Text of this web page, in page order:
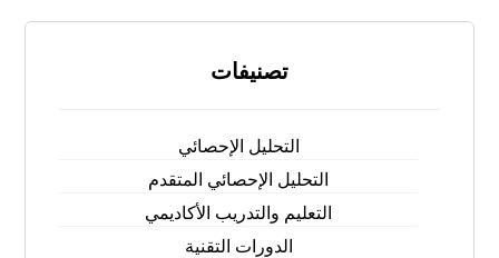
تصنيفات
التحليل الإحصائي
التحليل الإحصائي المتقدم
التعليم والتدريب الأكاديمي
الدورات التقنية